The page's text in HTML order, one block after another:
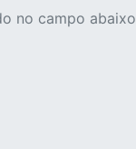
no campo abaixo